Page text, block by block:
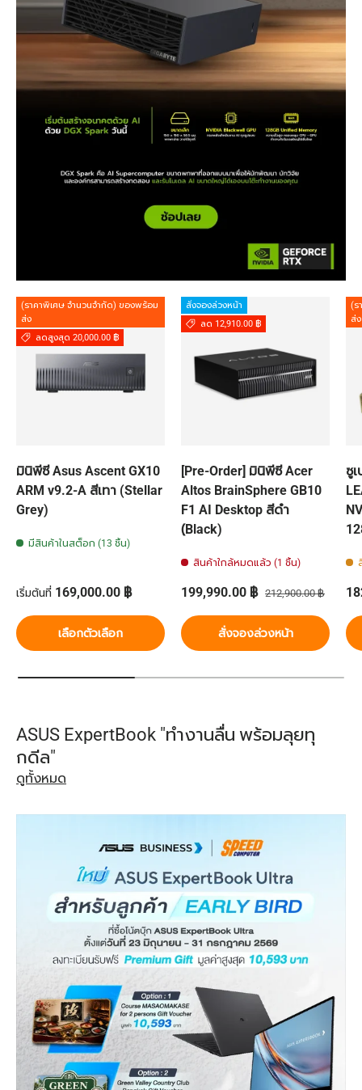
(ราคาพิเศษ จำนวนจำกัด) ของพร้อม
ส่ง
ลดสูงสุด 20,000.00 ฿
มินิพีซี Asus Ascent GX10
ARM v9.2-A สีเทา (Stellar
Grey)
มีสินค้าในสต็อก (13 ชิ้น)
ราคาปกติ
เริ่มต้นที่ 169,000.00 ฿
เลือกตัวเลือก
สั่งจองล่วงหน้า
ลด 12,910.00 ฿
[Pre-Order] มินิพีซี Acer
Altos BrainSphere GB10
F1 AI Desktop สีดำ
(ฺBlack)
สินค้าใกล้หมดแล้ว (1 ชิ้น)
ราคาส่วนลด
199,990.00 ฿ ราคาปกติ
212,900.00 ฿
สั่งจองล่วงหน้า
(ร
ส่ง
ซู
ร
ASUS ExpertBook "ทำงานลื่น พร้อมลุยทุ
กดีล"
ดูทั้งหมด